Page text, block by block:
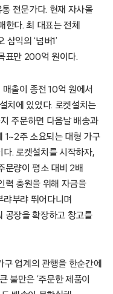
전문가다. 현재 자사몰
다. 최 대표는 전체
익의 ‘넘버1’
표만 200억 원이다.
출이 종전 10억 원에서
치에 있었다. 로켓설치는
주문하면 다음날 배송과
1~2주 소요되는 대형 가구
. 로켓설치를 시작하자,
문량이 평소 대비 2배
력 충원을 위해 자금을
부랴 뛰어다니며
공장을 확장하고 창고를
업계의 관행을 한순간에
불만은 ‘주문한 제품이